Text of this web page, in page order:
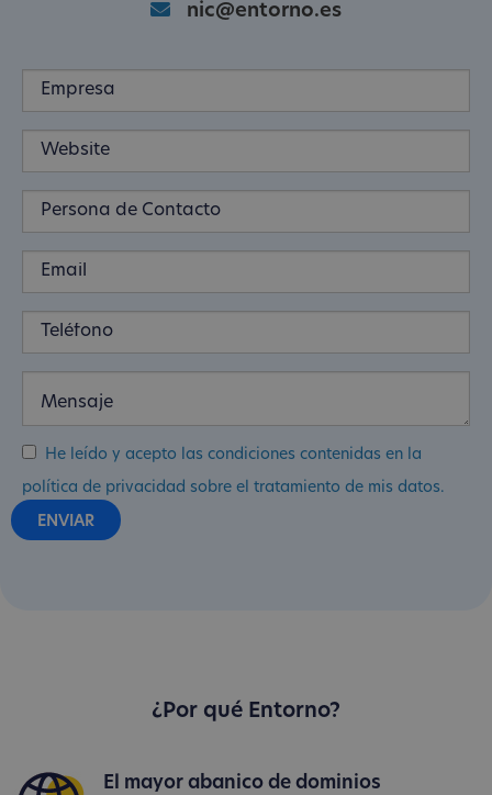
nic@entorno.es
He leído y acepto las condiciones contenidas en la
política de privacidad sobre el tratamiento de mis datos.
¿Por qué Entorno?
El mayor abanico de dominios